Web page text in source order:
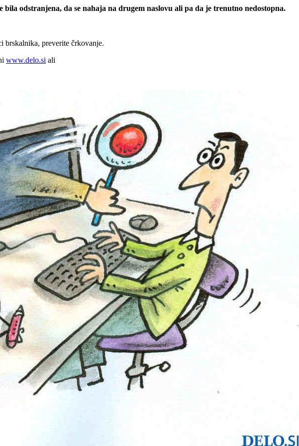
odstranjena, da se nahaja na drugem naslovu ali pa da je trenutno nedostopna.
brskalnika, preverite črkovanje.
www.delo.si ali